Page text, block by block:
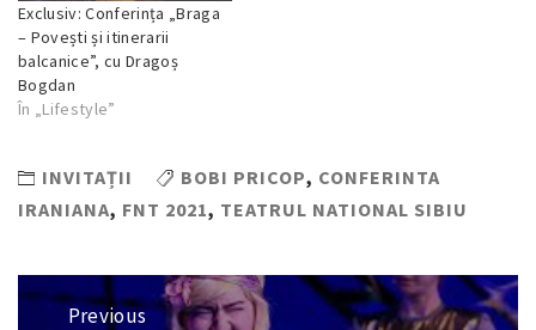
Exclusiv: Conferința „Braga
– Povești și itinerarii
balcanice”, cu Dragoș
Bogdan
În „Lifestyle”
INVITAȚII BOBI PRICOP, CONFERINTA
IRANIANA, FNT 2021, TEATRUL NATIONAL SIBIU
Navigare
Previous